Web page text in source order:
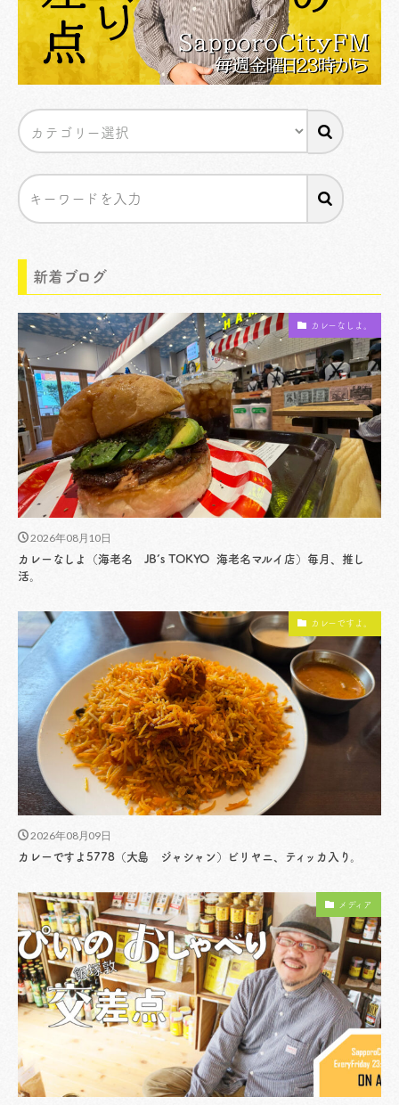
新着ブログ
カレーなしよ。
2026年08月10日
カレーなしよ（海老名 JB’s TOKYO 海老名マルイ店）毎月、推し
活。
カレーですよ。
2026年08月09日
カレーですよ5778（大島 ジャシャン）ビリヤニ、ティッカ入り。
メディア